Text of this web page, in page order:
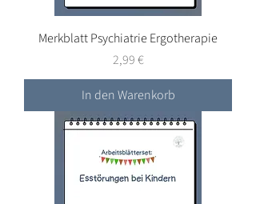
Merkblatt Psychiatrie Ergotherapie
Preis
2,99 €
In den Warenkorb